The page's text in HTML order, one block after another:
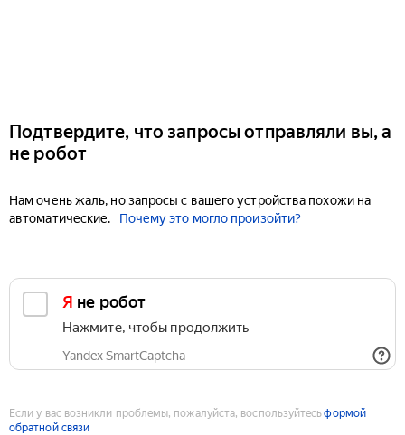
Подтвердите, что запросы отправляли вы, а
не робот
Нам очень жаль, но запросы с вашего устройства похожи на
автоматические.
Почему это могло произойти?
Я не робот
Нажмите, чтобы продолжить
Yandex SmartCaptcha
Если у вас возникли проблемы, пожалуйста, воспользуйтесьформой
обратной связи